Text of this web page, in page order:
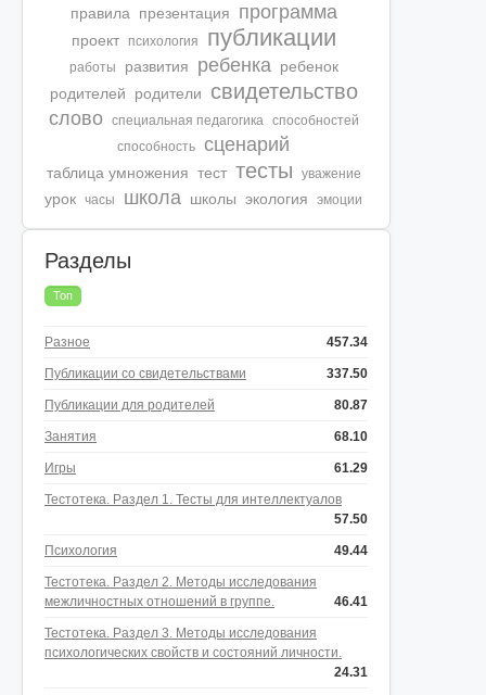
правила презентация программа
проект психология публикации
работы развития ребенка ребенок
родителей
родители свидетельство
слово специальная педагогика
способностей
способность сценарий
таблица умножения тест тесты уважение
урок часы школа школы экология эмоции
Разделы
Топ
Разное 457.34
Публикации со свидетельствами 337.50
Публикации для родителей 80.87
Занятия 68.10
Игры 61.29
Тестотека. Раздел 1. Тесты для интеллектуалов
57.50
Психология 49.44
Тестотека. Раздел 2. Методы исследования
межличностных отношений в группе.
46.41
Тестотека. Раздел 3. Методы исследования
психологических свойств и состояний личности.
24.31